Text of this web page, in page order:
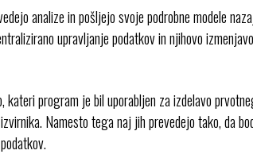
analize in pošljejo svoje podrobne modele
upravljanje podatkov in njihovo
program je bil uporabljen za izdelavo
Namesto tega naj jih prevedejo tako, da